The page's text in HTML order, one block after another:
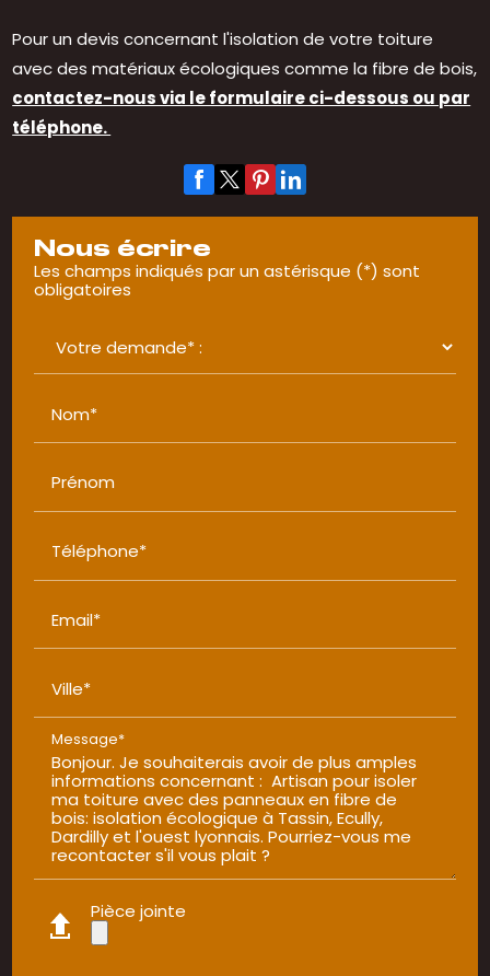
Pour un devis concernant l'isolation de votre toiture
avec des matériaux écologiques comme la fibre de bois,
contactez-nous via le formulaire ci-dessous ou par
téléphone.
Nous écrire
Les champs indiqués par un astérisque (*) sont
obligatoires
Nom*
Prénom
Téléphone*
Email*
Ville*
Message*
Pièce jointe